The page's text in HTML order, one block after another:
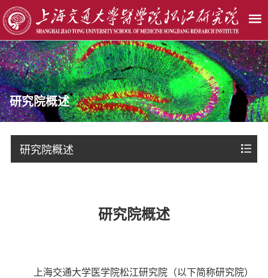
研究院概述
研究院概述
研究院概述
上海交通大学医学院松江研究院（以下简称研究院）